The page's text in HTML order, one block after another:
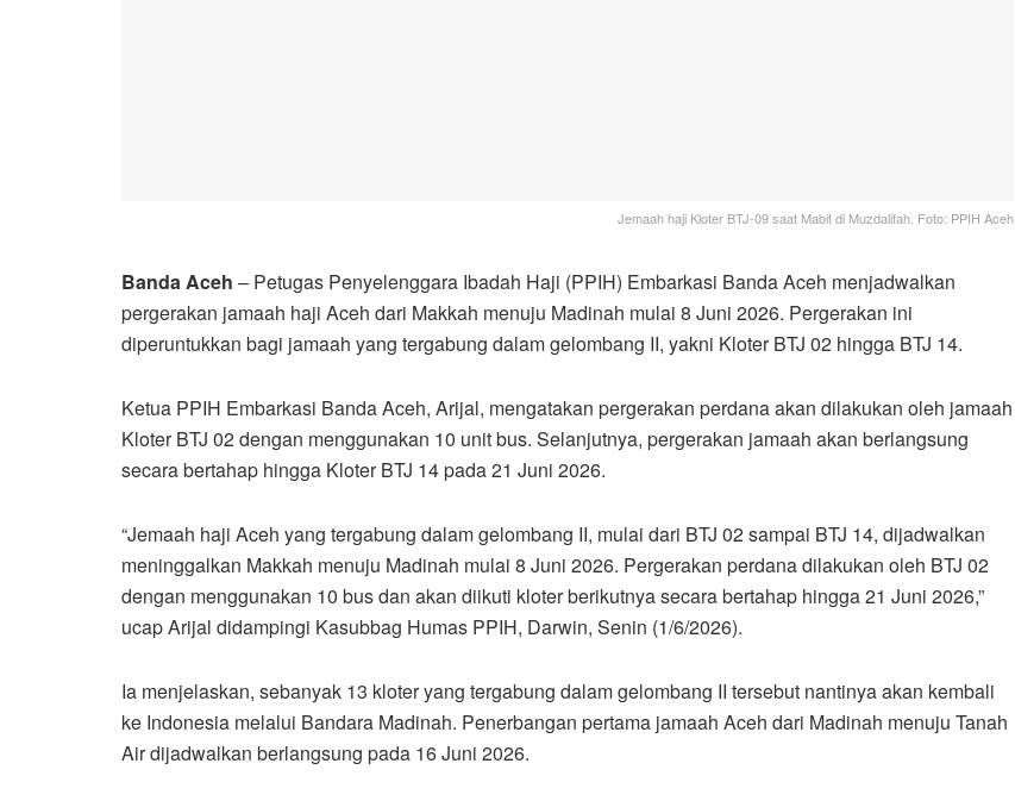
Jemaah haji Kloter BTJ-09 saat Mabit di Muzdalifah. Foto: PPIH Aceh
Banda Aceh – Petugas Penyelenggara Ibadah Haji (PPIH) Embarkasi Banda Aceh menjadwalkan
pergerakan jamaah haji Aceh dari Makkah menuju Madinah mulai 8 Juni 2026. Pergerakan ini
diperuntukkan bagi jamaah yang tergabung dalam gelombang II, yakni Kloter BTJ 02 hingga BTJ 14.
Ketua PPIH Embarkasi Banda Aceh, Arijal, mengatakan pergerakan perdana akan dilakukan oleh jamaah
Kloter BTJ 02 dengan menggunakan 10 unit bus. Selanjutnya, pergerakan jamaah akan berlangsung
secara bertahap hingga Kloter BTJ 14 pada 21 Juni 2026.
“Jemaah haji Aceh yang tergabung dalam gelombang II, mulai dari BTJ 02 sampai BTJ 14, dijadwalkan
meninggalkan Makkah menuju Madinah mulai 8 Juni 2026. Pergerakan perdana dilakukan oleh BTJ 02
dengan menggunakan 10 bus dan akan diikuti kloter berikutnya secara bertahap hingga 21 Juni 2026,”
ucap Arijal didampingi Kasubbag Humas PPIH, Darwin, Senin (1/6/2026).
Ia menjelaskan, sebanyak 13 kloter yang tergabung dalam gelombang II tersebut nantinya akan kembali
ke Indonesia melalui Bandara Madinah. Penerbangan pertama jamaah Aceh dari Madinah menuju Tanah
Air dijadwalkan berlangsung pada 16 Juni 2026.